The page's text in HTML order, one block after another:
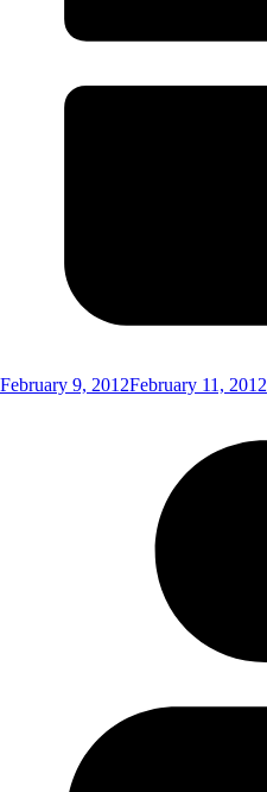
February 9, 2012February 11, 2012